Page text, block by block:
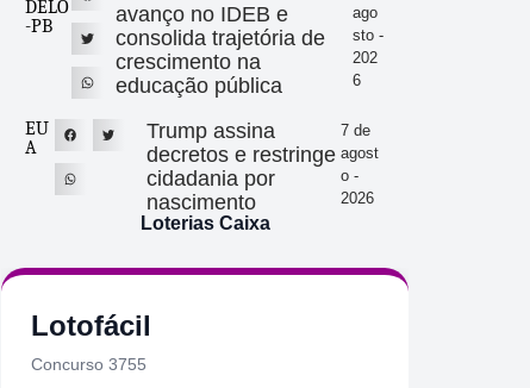
DELO
-PB
avanço no IDEB e
consolida trajetória de
crescimento na
educação pública
ago
sto -
202
6
EU
A
Trump assina
decretos e restringe
cidadania por
nascimento
7 de
agost
o -
2026
Loterias Caixa
Lotofácil
Concurso 3755